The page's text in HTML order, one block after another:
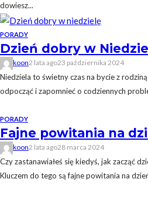
dowiesz...
PORADY
Dzień dobry w
koon2 lata ago23 października 2024
Niedziela to świetny czas na bycie z
odpocząć i zapomnieć o codziennych
PORADY
Fajne powitania na
koon2 lata ago28 marca 2024
Czy zastanawiałeś się kiedyś, jak zacząć
Kluczem do tego są fajne powitania na